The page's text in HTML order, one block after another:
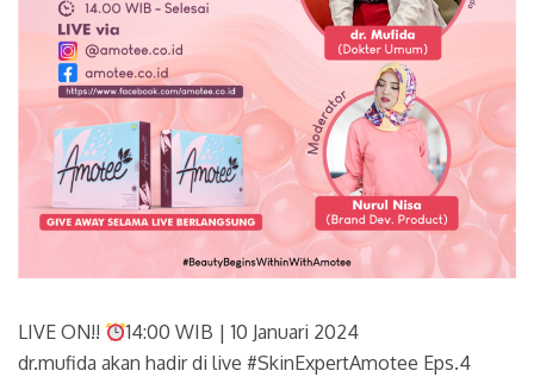
LIVE ON!!
14:00 WIB | 10 Januari 2024
dr.mufida akan hadir di live #SkinExpertAmotee Eps.4